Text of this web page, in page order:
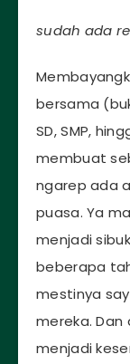
sudah ada
bersama
SD, SMP,
membuat
ngarep ada
puasa. Ya
menjadi
beberapa
mestinya
mereka.
menjadi